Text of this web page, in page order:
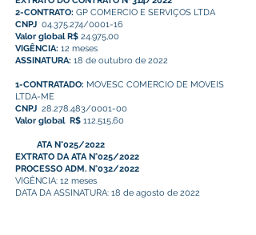
2-CONTRATO: GP COMERCIO E SERVIÇOS LTDA
CNPJ 04.375.274/0001-16
Valor global R$ 24.975,00
VIGÊNCIA: 12 meses
ASSINATURA: 18 de outubro de 2022
1-CONTRATADO: MOVESC COMERCIO DE MOVEIS
LTDA-ME
CNPJ 28.278.483/0001-00
Valor global R$ 112.515,60
ATA N°025/2022
EXTRATO DA ATA N°025/2022
PROCESSO ADM. N°032/2022
VIGÊNCIA: 12 meses
DATA DA ASSINATURA: 18 de agosto de 2022